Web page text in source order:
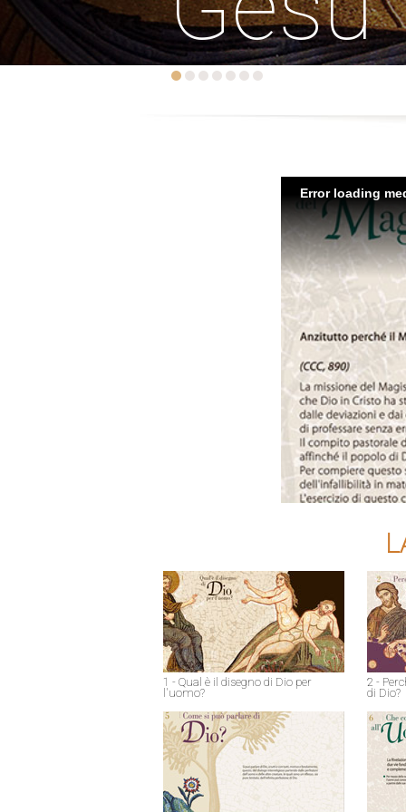
Error loading
1 - Qual è il disegno di Dio per
l'uomo?
2 -
di Dio?